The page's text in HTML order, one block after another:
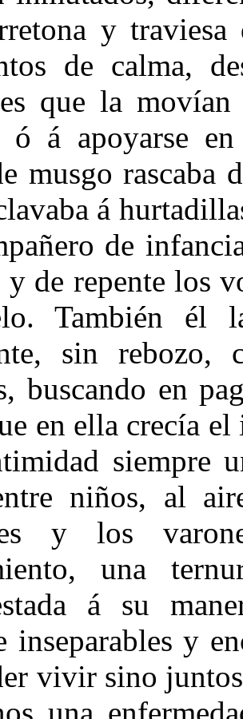
y
de calma,
que la
ó á apoyarse
musgo rascaba
á
de
y de repente los
También él
sin rebozo,
buscando en
en ella crecía
siempre
niños, al
y los
una
á su
inseparables y
vivir sino